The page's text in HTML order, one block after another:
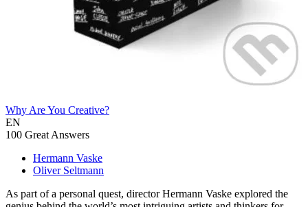
Why Are You Creative?
EN
100 Great Answers
Hermann Vaske
Oliver Seltmann
As part of a personal quest, director Hermann Vaske explored the